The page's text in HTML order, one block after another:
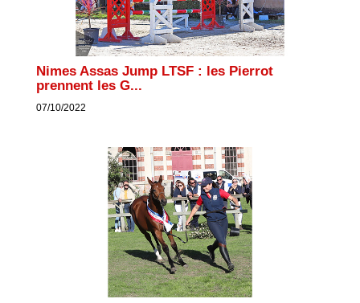
Nimes Assas Jump LTSF : les Pierrot
prennent les G...
07/10/2022